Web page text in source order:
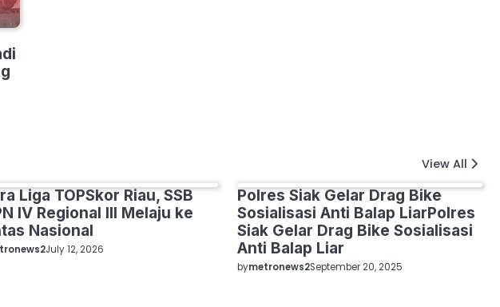
View All
Liga TOPSkor Riau, SSB
IV Regional III Melaju ke
Nasional
July 12, 2026
SIAK SPORT
Polres Siak Gelar Drag Bike
Sosialisasi Anti Balap LiarPolres
Siak Gelar Drag Bike Sosialisasi
Anti Balap Liar
bymetronews2September 20, 2025